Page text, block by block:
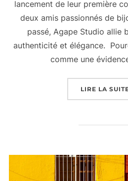
lancement de leur première
deux amis passionnés de
passé, Agape Studio allie
authenticité et élégance.
comme une
LIRE LA